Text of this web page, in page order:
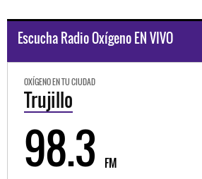
Escucha Radio Oxígeno EN VIVO
OXÍGENO EN TU CIUDAD
Trujillo
98.3 FM